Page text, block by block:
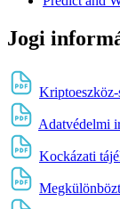
Jogi
Kriptoeszköz-
Adatvédelmi
Kockázati